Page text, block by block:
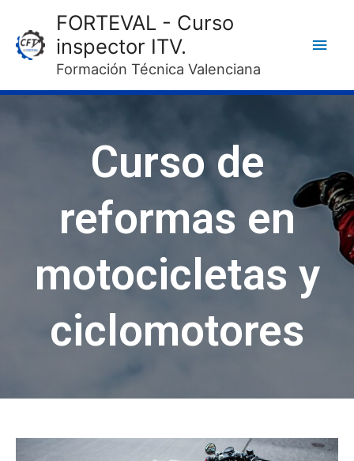
FORTEVAL - Curso
inspector ITV.
Formación Técnica Valenciana
Curso de
reformas en
motocicletas y
ciclomotores